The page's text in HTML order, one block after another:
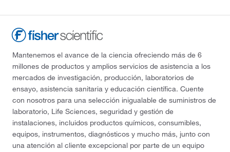
Mantenemos el avance de la ciencia ofreciendo más de 6
millones de productos y amplios servicios de asistencia a los
mercados de investigación, producción, laboratorios de
ensayo, asistencia sanitaria y educación científica. Cuente
con nosotros para una selección inigualable de suministros de
laboratorio, Life Sciences, seguridad y gestión de
instalaciones, incluidos productos químicos, consumibles,
equipos, instrumentos, diagnósticos y mucho más, junto con
una atención al cliente excepcional por parte de un equipo